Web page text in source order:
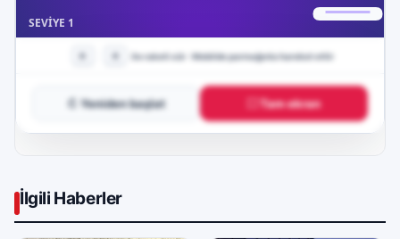
↻ Yeniden başlat ⛶ Tam ekran
İlgili Haberler